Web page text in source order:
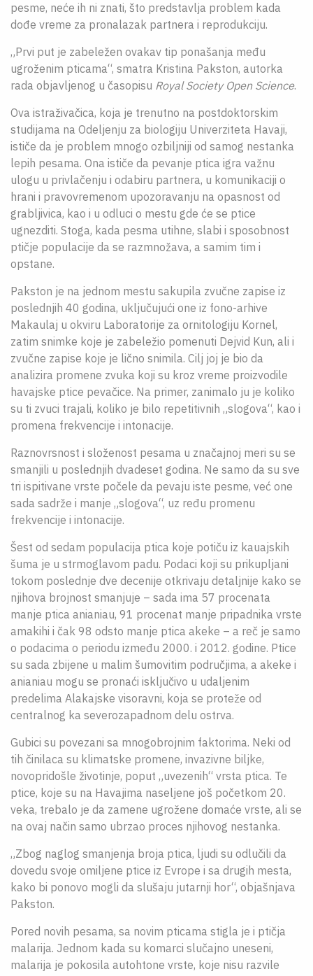
pesme, neće ih ni znati, što predstavlja problem kada
dođe vreme za pronalazak partnera i reprodukciju.
„Prvi put je zabeležen ovakav tip ponašanja među
ugroženim pticama“, smatra Kristina Pakston, autorka
rada objavljenog u časopisu Royal Society Open Science.
Ova istraživačica, koja je trenutno na postdoktorskim
studijama na Odeljenju za biologiju Univerziteta Havaji,
ističe da je problem mnogo ozbiljniji od samog nestanka
lepih pesama. Ona ističe da pevanje ptica igra važnu
ulogu u privlačenju i odabiru partnera, u komunikaciji o
hrani i pravovremenom upozoravanju na opasnost od
grabljivica, kao i u odluci o mestu gde će se ptice
ugnezditi. Stoga, kada pesma utihne, slabi i sposobnost
ptičje populacije da se razmnožava, a samim tim i
opstane.
Pakston je na jednom mestu sakupila zvučne zapise iz
poslednjih 40 godina, uključujući one iz fono-arhive
Makaulaj u okviru Laboratorije za ornitologiju Kornel,
zatim snimke koje je zabeležio pomenuti Dejvid Kun, ali i
zvučne zapise koje je lično snimila. Cilj joj je bio da
analizira promene zvuka koji su kroz vreme proizvodile
havajske ptice pevačice. Na primer, zanimalo ju je koliko
su ti zvuci trajali, koliko je bilo repetitivnih „slogova“, kao i
promena frekvencije i intonacije.
Raznovrsnost i složenost pesama u značajnoj meri su se
smanjili u poslednjih dvadeset godina. Ne samo da su sve
tri ispitivane vrste počele da pevaju iste pesme, već one
sada sadrže i manje „slogova“, uz ređu promenu
frekvencije i intonacije.
Šest od sedam populacija ptica koje potiču iz kauajskih
šuma je u strmoglavom padu. Podaci koji su prikupljani
tokom poslednje dve decenije otkrivaju detaljnije kako se
njihova brojnost smanjuje – sada ima 57 procenata
manje ptica anianiau, 91 procenat manje pripadnika vrste
amakihi i čak 98 odsto manje ptica akeke – a reč je samo
o podacima o periodu između 2000. i 2012. godine. Ptice
su sada zbijene u malim šumovitim područjima, a akeke i
anianiau mogu se pronaći isključivo u udaljenim
predelima Alakajske visoravni, koja se proteže od
centralnog ka severozapadnom delu ostrva.
Gubici su povezani sa mnogobrojnim faktorima. Neki od
tih činilaca su klimatske promene, invazivne biljke,
novopridošle životinje, poput „uvezenih“ vrsta ptica. Te
ptice, koje su na Havajima naseljene još početkom 20.
veka, trebalo je da zamene ugrožene domaće vrste, ali se
na ovaj način samo ubrzao proces njihovog nestanka.
„Zbog naglog smanjenja broja ptica, ljudi su odlučili da
dovedu svoje omiljene ptice iz Evrope i sa drugih mesta,
kako bi ponovo mogli da slušaju jutarnji hor“, objašnjava
Pakston.
Pored novih pesama, sa novim pticama stigla je i ptičja
malarija. Jednom kada su komarci slučajno uneseni,
malarija je pokosila autohtone vrste, koje nisu razvile